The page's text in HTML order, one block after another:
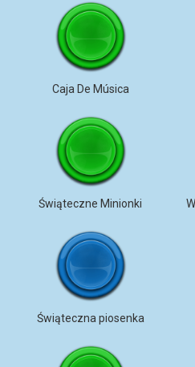
Caja De Música
Świąteczne Minionki
Świąteczna piosenka